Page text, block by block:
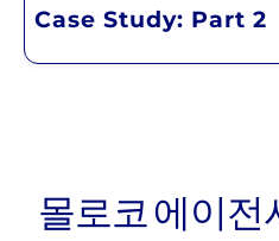
Case Study: Part 2
몰로코 에이전